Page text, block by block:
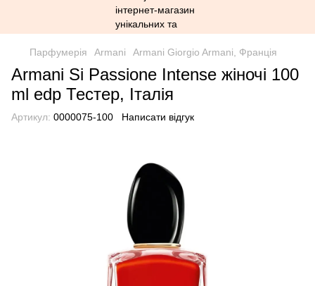
Парфумерія Armani Armani Giorgio Armani, Франція
Armani Si Passione Intense жіночі 100
ml edp Тестер, Італія
Артикул: 0000075-100 Написати відгук